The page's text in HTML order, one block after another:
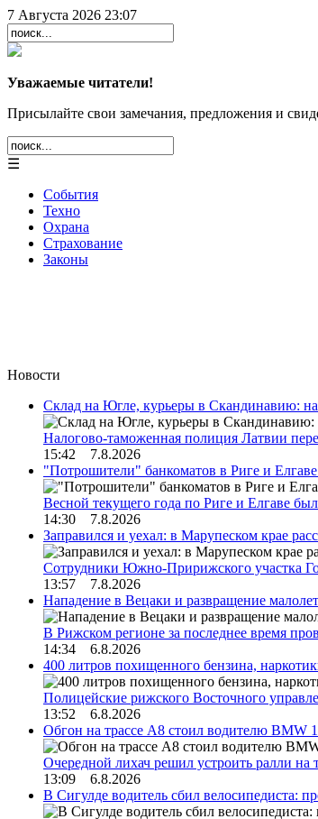
7 Августа 2026 23:07
Уважаемые читатели!
Присылайте свои замечания, предложения и
☰
События
Техно
Охрана
Страхование
Законы
Новости
Склад на Югле, курьеры в Скандинавию:
Налогово-таможенная полиция Латвии
15:42 7.8.2026
"Потрошители" банкоматов в Риге и
Весной текущего года по Риге и Елгаве
14:30 7.8.2026
Заправился и уехал: в Марупеском крае
Сотрудники Южно-Пририжского участка
13:57 7.8.2026
Нападение в Вецаки и развращение
В Рижском регионе за последнее время
14:34 6.8.2026
400 литров похищенного бензина,
Полицейские рижского Восточного
13:52 6.8.2026
Обгон на трассе А8 стоил водителю BMW
Очередной лихач решил устроить ралли
13:09 6.8.2026
В Сигулде водитель сбил велосипедиста: